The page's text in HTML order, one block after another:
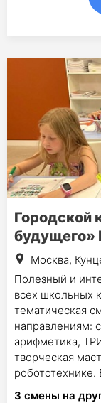
Городской
будущего»
Москва,
Полезный и
всех школьных
тематическая
направлениям:
арифметика,
творческая
3 смены на